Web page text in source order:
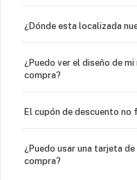
¿Dónde esta localizada
¿Puedo ver el diseño de
compra?
El cupón de descuento no
¿Puedo usar una tarjeta
compra?